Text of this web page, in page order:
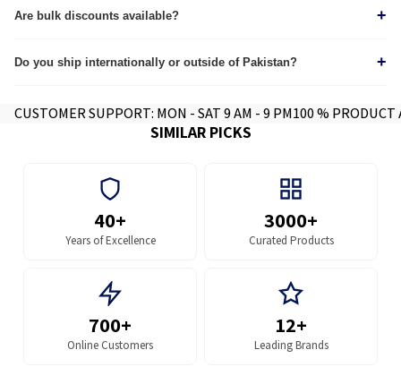
through our tracking page.
Are bulk discounts available? +
Do you ship internationally or outside of Pakistan?
+
CUSTOMER SUPPORT: MON - SAT 9 AM - 9 PM100 %
SIMILAR PICKS
40+
Years of Excellence
3000+
Curated Products
700+
Online Customers
12+
Leading Brands